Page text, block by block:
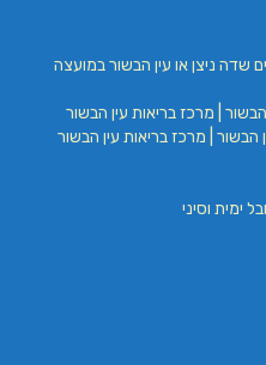
שדה ניצן או עין הבשור במועצה
| מרכז בריאות עין הבשור
| מרכז בריאות עין הבשור